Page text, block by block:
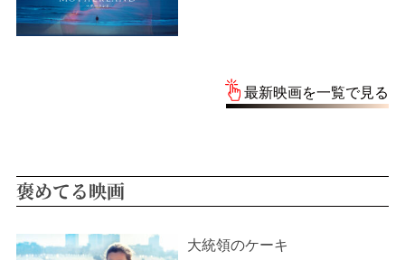
最新映画を一覧で見る
褒めてる映画
大統領のケーキ